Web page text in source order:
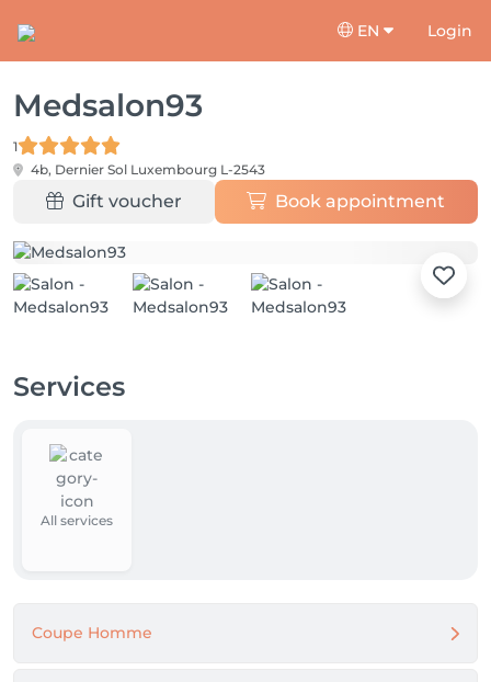
EN Login
Medsalon93
1
4b, Dernier Sol Luxembourg L-2543
Gift voucher Book appointment
Services
All services
Coupe Homme